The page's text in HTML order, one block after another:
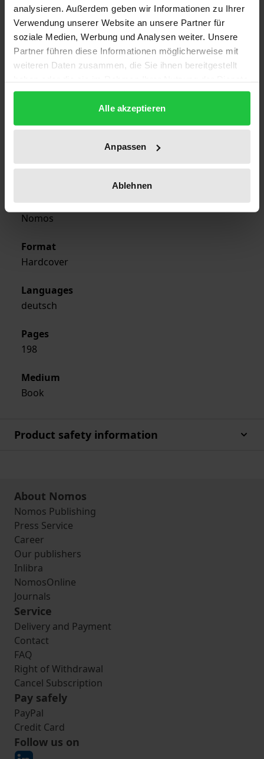
analysieren. Außerdem geben wir Informationen zu Ihrer
Verwendung unserer Website an unsere Partner für
soziale Medien, Werbung und Analysen weiter. Unsere
Partner führen diese Informationen möglicherweise mit
weiteren Daten zusammen, die Sie ihnen bereitgestellt
gesammelt haben.
Alle akzeptieren
Anpassen
Ablehnen
Edition
1
ISBN
Publication Date
Jan 8, 1991
Publisher
Nomos
Format
Hardcover
Languages
deutsch
Pages
198
Medium
Book
Product safety information
About Nomos
Nomos Publishing
Press Service
Career
Our publishers
Inlibra
NomosOnline
Journals
Service
Delivery and Payment
Contact
FAQ
Right of Withdrawal
Cancel Subscription
Pay safely
PayPal
Credit Card
Follow us on